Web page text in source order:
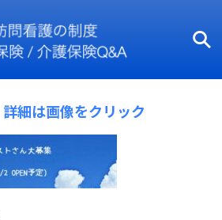
詳細は画像をクリック